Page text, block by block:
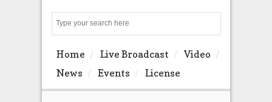
Home Live Broadcast
Video
News
Events License